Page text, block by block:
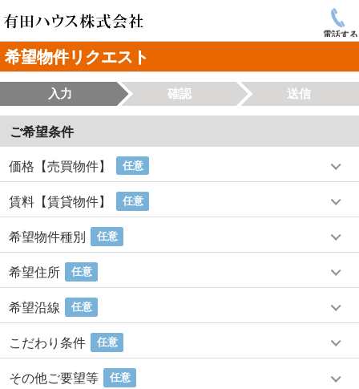
電話する
希望物件リクエスト
入力 確認 送信
ご希望条件
価格【売買物件】 任意
賃料【賃貸物件】 任意
希望物件種別 任意
希望住所 任意
希望沿線 任意
こだわり条件 任意
その他ご要望等 任意